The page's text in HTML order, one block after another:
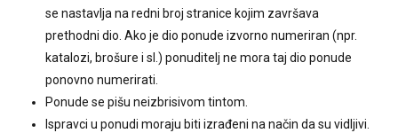
se nastavlja na redni broj stranice kojim završava
prethodni dio. Ako je dio ponude izvorno numeriran (npr.
katalozi, brošure i sl.) ponuditelj ne mora taj dio ponude
ponovno numerirati.
Ponude se pišu neizbrisivom tintom.
Ispravci u ponudi moraju biti izrađeni na način da su vidljivi.